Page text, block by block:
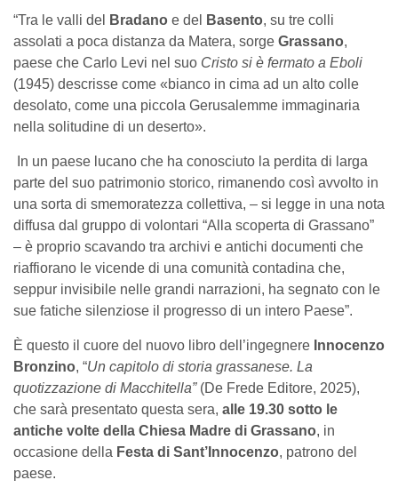
“Tra le valli del Bradanoe del Basento, su tre colli
assolati a poca distanza da Matera, sorge Grassano,
paese che Carlo Levi nel suo Cristo si è fermato a Eboli
(1945) descrisse come «bianco in cima ad un alto colle
desolato, come una piccola Gerusalemme immaginaria
nella solitudine di un deserto».
In un paese lucano che ha conosciuto la perdita di larga
parte del suo patrimonio storico, rimanendo così avvolto in
una sorta di smemoratezza collettiva, – si legge in una nota
diffusa dal gruppo di volontari “Alla scoperta di Grassano”
– è proprio scavando tra archivi e antichi documenti che
riaffiorano le vicende di una comunità contadina che,
seppur invisibile nelle grandi narrazioni, ha segnato con le
sue fatiche silenziose il progresso di un intero Paese”.
È questo il cuore del nuovo libro dell’ingegnere Innocenzo
Bronzino, “Un capitolo di storia grassanese. La
quotizzazione di Macchitella”(De Frede Editore, 2025),
che sarà presentato questa sera, alle 19.30 sotto le
antiche volte della Chiesa Madre di Grassano, in
occasione della Festa di Sant’Innocenzo, patrono del
paese.